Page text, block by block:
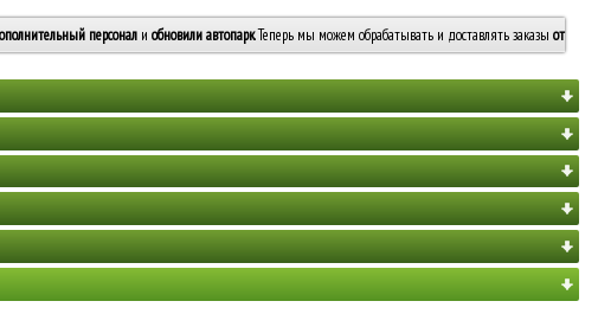
персонал и обновили автопарк. Теперь мы можем обрабатывать и доставлять заказы от